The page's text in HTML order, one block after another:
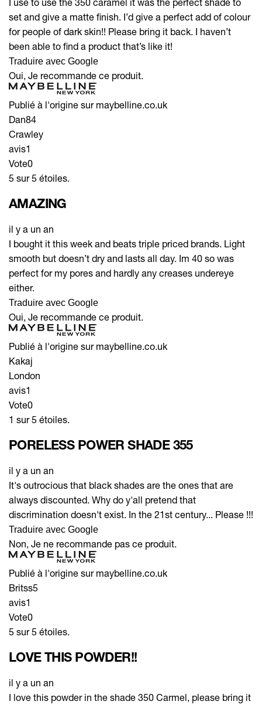
set and give a matte finish. I’d give a perfect add of colour
for people of dark skin!! Please bring it back. I haven’t
been able to find a product that’s like it!
Traduire avec Google
Oui, Je recommande ce produit.
Publié à l'origine sur maybelline.co.uk
Dan84
Crawley
avis1
Vote0
5 sur 5 étoiles.
AMAZING
il y a un an
I bought it this week and beats triple priced brands. Light
smooth but doesn’t dry and lasts all day. Im 40 so was
perfect for my pores and hardly any creases undereye
either.
Traduire avec Google
Oui, Je recommande ce produit.
Publié à l'origine sur maybelline.co.uk
Kakaj
London
avis1
Vote0
1 sur 5 étoiles.
PORELESS POWER SHADE 355
il y a un an
It's outrocious that black shades are the ones that are
always discounted. Why do y'all pretend that
discrimination doesn't exist. In the 21st century... Please !!!
Traduire avec Google
Non, Je ne recommande pas ce produit.
Publié à l'origine sur maybelline.co.uk
Britss5
avis1
Vote0
5 sur 5 étoiles.
LOVE THIS POWDER!!
il y a un an
I love this powder in the shade 350 Carmel, please bring it